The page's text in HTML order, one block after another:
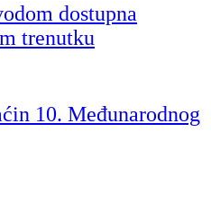
dostupna
trenutku
10. Međunarodnog